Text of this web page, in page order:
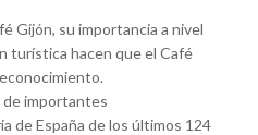
Gijón, su importancia a nivel
turística hacen que el Café
de importantes
de España de los últimos 124